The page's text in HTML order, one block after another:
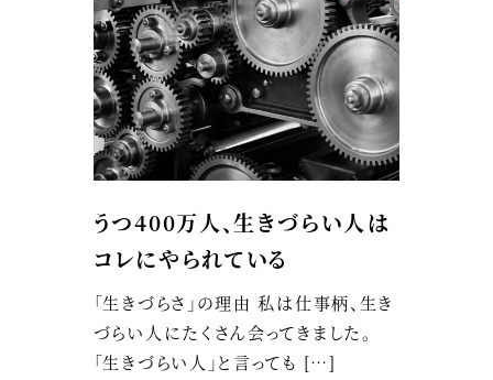
うつ400万人、生きづらい人は
コレにやられている
「生きづらさ」の理由 私は仕事柄、生き
づらい人にたくさん会ってきました。
「生きづらい人」と言っても […]